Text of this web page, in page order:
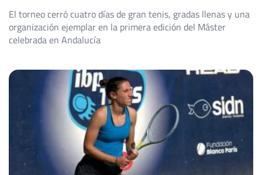
El torneo cerró cuatro días de gran tenis, gradas llenas y una
organización ejemplar en la primera edición del Máster
celebrada en Andalucía